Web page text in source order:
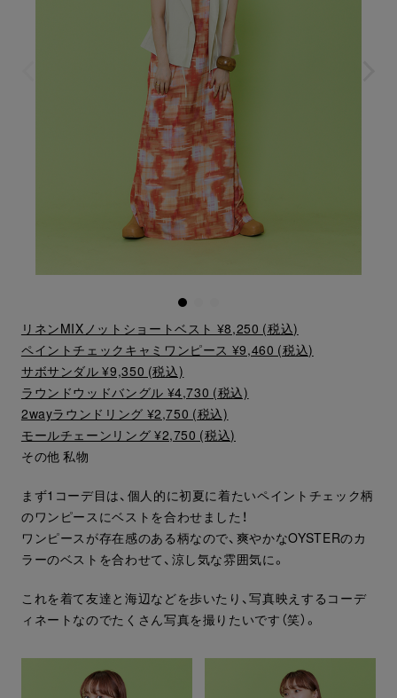
リネンMIXノットショートベスト ¥8,250 (税込)
ペイントチェックキャミワンピース ¥9,460 (税込)
サボサンダル ¥9,350 (税込)
ラウンドウッドバングル ¥4,730 (税込)
2wayラウンドリング ¥2,750 (税込)
モールチェーンリング ¥2,750 (税込)
その他 私物
まず1コーデ目は、個人的に初夏に着たいペイントチェック柄
のワンピースにベストを合わせました！
ワンピースが存在感のある柄なので、爽やかなOYSTERのカ
ラーのベストを合わせて、涼し気な雰囲気に。
これを着て友達と海辺などを歩いたり、写真映えするコーデ
ィネートなのでたくさん写真を撮りたいです（笑）。